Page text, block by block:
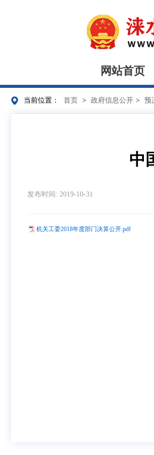
网站首页
当前位置： 首页 > 政府信息公开 > 预
中
发布时间: 2019-10-31
机关工委2018年度部门决算公开.pdf